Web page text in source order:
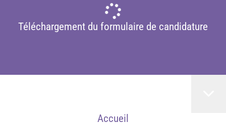
Téléchargement du formulaire de candidature
Accueil